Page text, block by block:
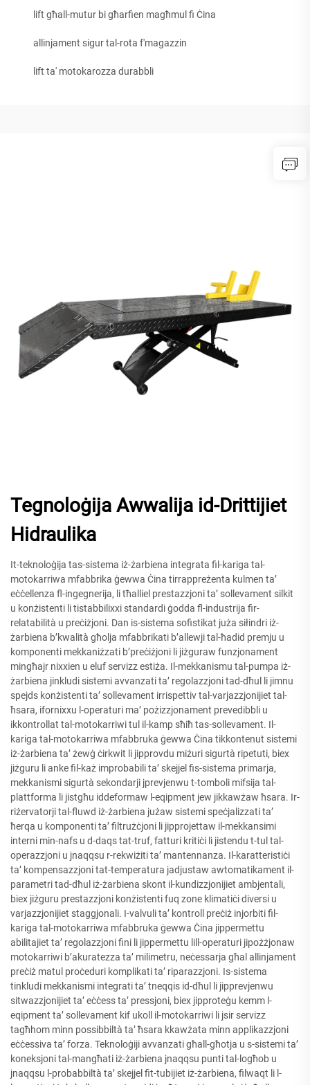
lift għall-mutur bi għarfien magħmul fi Ċina
allinjament sigur tal-rota f'magazzin
lift ta' motokarozza durabbli
Tegnoloġija Awwalija id-Drittijiet
Hidraulika
It-teknoloġija tas-sistema iż-żarbiena integrata fil-kariga tal-
motokarriwa mfabbrika ġewwa Ċina tirrappreżenta kulmen ta’
eċċellenza fl-ingegnerija, li tħalliel prestazzjoni ta’ sollevament silkit
u konżistenti li tistabbilixxi standardi ġodda fl-industrija fir-
relatabilità u preċiżjoni. Dan is-sistema sofistikat juża siłindri iż-
żarbiena b’kwalità għolja mfabbrikati b’allewji tal-ħadid premju u
komponenti mekkaniżzati b’preċiżjoni li jiżguraw funzjonament
mingħajr nixxien u eluf servizz estiża. Il-mekkanismu tal-pumpa iż-
żarbiena jinkludi sistemi avvanzati ta’ regolazzjoni tad-dħul li jimnu
spejds konżistenti ta’ sollevament irrispettiv tal-varjazzjonijiet tal-
ħsara, ifornixxu l-operaturi ma’ pożizzjonament prevedibbli u
ikkontrollat tal-motokarriwi tul il-kamp sħiħ tas-sollevament. Il-
kariga tal-motokarriwa mfabbruka ġewwa Ċina tikkontenut sistemi
iż-żarbiena ta’ żewġ ċirkwit li jipprovdu miżuri sigurtà ripetuti, biex
jiżguru li anke fil-każ improbabili ta’ skejjel fis-sistema primarja,
mekkanismi sigurtà sekondarji jprevjenwu t-tomboli mifsija tal-
plattforma li jistgħu iddeformaw l-eqipment jew jikkawżaw ħsara. Ir-
riżervatorji tal-fluwd iż-żarbiena jużaw sistemi speċjalizzati ta’
ħerqa u komponenti ta’ filtrużċjoni li jipprojettaw il-mekkansimi
interni min-nafs u d-daqs tat-truf, fatturi kritiċi li jistendu t-tul tal-
operazzjoni u jnaqqsu r-rekwiżiti ta’ mantennanza. Il-karatteristiċi
ta’ kompensazzjoni tat-temperatura jadjustaw awtomatikament il-
parametri tad-dħul iż-żarbiena skont il-kundizzjonijiet ambjentali,
biex jiżguru prestazzjoni konżistenti fuq zone klimatiċi diversi u
varjazzjonijiet staggjonali. I-valvuli ta’ kontroll preċiż injorbiti fil-
kariga tal-motokarriwa mfabbruka ġewwa Ċina jippermettu
abilitajiet ta’ regolazzjoni fini li jippermettu lill-operaturi jipożżjonaw
motokarriwi b’akuratezza ta’ milimetru, neċessarja għal allinjament
preċiż matul proċeduri komplikati ta’ riparazzjoni. Is-sistema
tinkludi mekkanismi integrati ta’ tneqqis id-dħul li jipprevjenwu
sitwazzjonijiet ta’ eċċess ta’ pressjoni, biex jipproteġu kemm l-
eqipment ta’ sollevament kif ukoll il-motokarriwi li jsir servizz
tagħhom minn possibbiltà ta’ ħsara kkawżata minn applikazzjoni
eċċessiva ta’ forza. Teknoloġiji avvanzati għall-għotja u s-sistemi ta’
koneksjoni tal-mangħati iż-żarbiena jnaqqsu punti tal-logħob u
jnaqqsu l-probabbiltà ta’ skejjel fit-tubijiet iż-żarbiena, filwaqt li l-